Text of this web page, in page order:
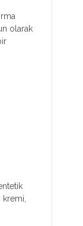
olarak